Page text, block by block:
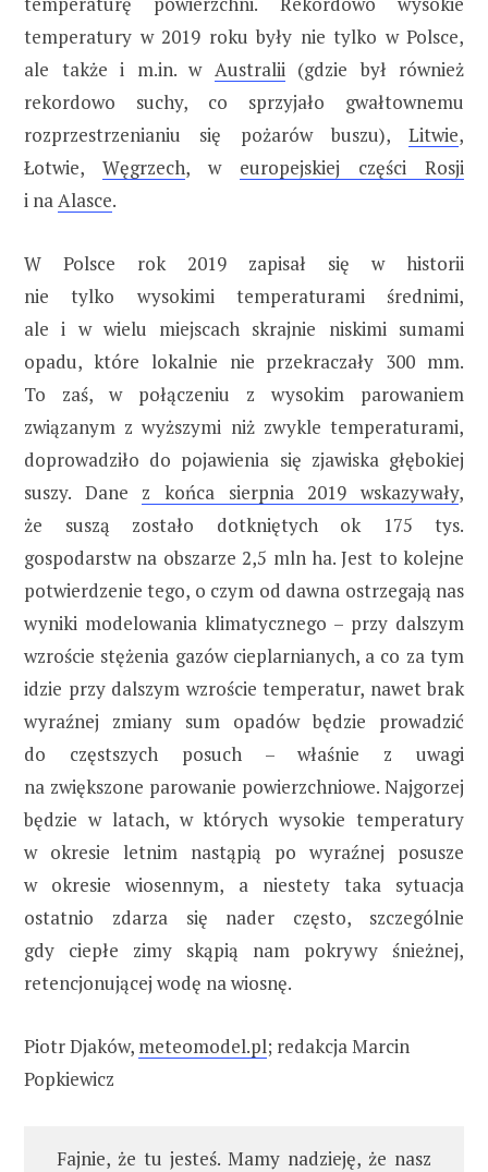
temperatury w 2019 roku były nie tylko w Polsce,
ale także i m.in. w Australii(gdzie był również
rekordowo suchy, co sprzyjało gwałtownemu
rozprzestrzenianiu się pożarów buszu), Litwie,
Łotwie, Węgrzech, w europejskiej części Rosji
i naAlasce.
W Polsce rok 2019 zapisał się w historii
nie tylko wysokimi temperaturami średnimi,
ale i w wielu miejscach skrajnie niskimi sumami
opadu, które lokalnie nie przekraczały 300 mm.
To zaś, w połączeniu z wysokim parowaniem
związanym z wyższymi niż zwykle temperaturami,
doprowadziło do pojawienia się zjawiska głębokiej
suszy. Dane z końca sierpnia 2019 wskazywały,
że suszą zostało dotkniętych ok 175 tys.
gospodarstw na obszarze 2,5 mln ha. Jest to kolejne
potwierdzenie tego, o czym od dawna ostrzegają nas
wyniki modelowania klimatycznego – przy dalszym
wzroście stężenia gazów cieplarnianych, a co za tym
idzie przy dalszym wzroście temperatur, nawet brak
wyraźnej zmiany sum opadów będzie prowadzić
do częstszych posuch – właśnie z uwagi
na zwiększone parowanie powierzchniowe. Najgorzej
będzie w latach, w których wysokie temperatury
w okresie letnim nastąpią po wyraźnej posusze
w okresie wiosennym, a niestety taka sytuacja
ostatnio zdarza się nader często, szczególnie
gdy ciepłe zimy skąpią nam pokrywy śnieżnej,
retencjonującej wodę na wiosnę.
Piotr Djaków, meteomodel.pl; redakcja Marcin
Popkiewicz
Fajnie, że tu jesteś. Mamy nadzieję, że nasz